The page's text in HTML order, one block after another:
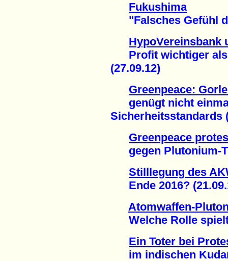
Fukushima
"Falsches Gefühl
HypoVereinsbank
Profit wichtiger als
(27.09.12)
Greenpeace:
genügt nicht
Sicherheitsstandards
Greenpeace
gegen Plutonium-
Stilllegung des
Ende 2016?
Atomwaffen-
Welche Rolle
Ein Toter bei
im indischen